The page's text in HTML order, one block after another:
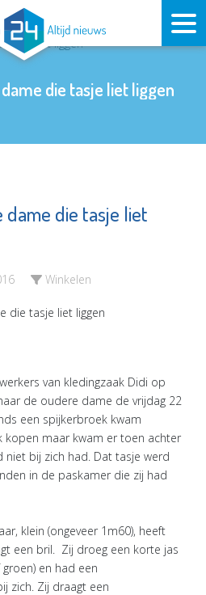
die tasje liet liggen
die tasje liet
Winkelen
van kledingzaak Didi op
de oudere dame de vrijdag 22
een spijkerbroek kwam
kopen maar kwam er toen achter
bij zich had. Dat tasje werd
in de paskamer die zij had
klein (ongeveer 1m60), heeft
een bril. Zij droeg een korte jas
en had een
zich. Zij draagt een